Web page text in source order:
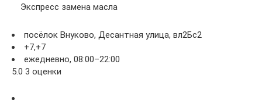
Экспресс замена масла
посёлок Внуково, Десантная улица, вл2Бс2
+7,+7
ежедневно, 08:00–22:00
5.0 3 оценки